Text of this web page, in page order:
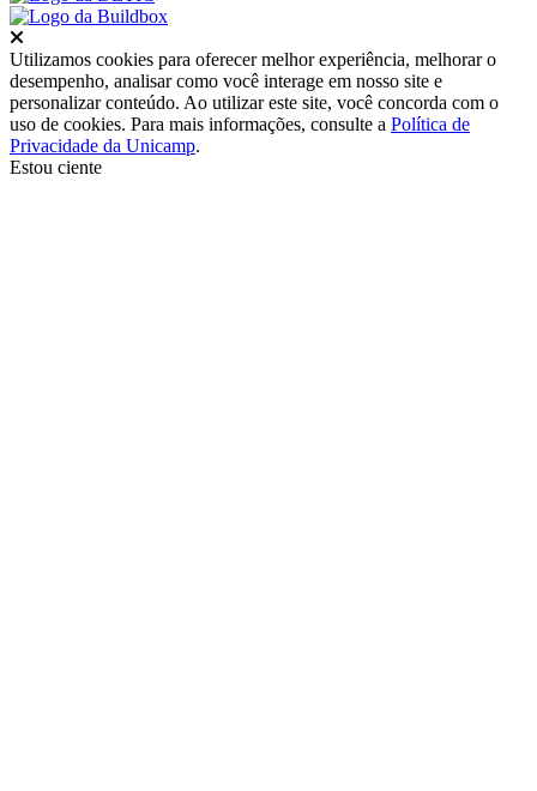
Utilizamos cookies para oferecer melhor experiência, melhorar o
desempenho, analisar como você interage em nosso site e
personalizar conteúdo. Ao utilizar este site, você concorda com o
uso de cookies. Para mais informações, consulte a Política de
Privacidade da Unicamp.
Estou ciente